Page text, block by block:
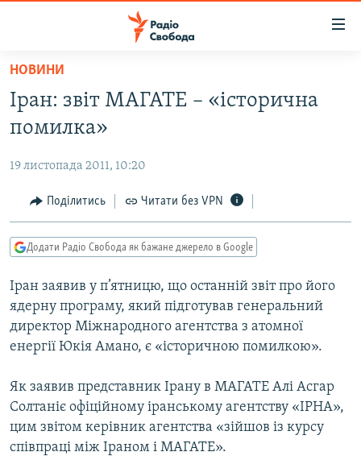
Перейти
основного
матеріалу
до
навігації
Перейти
до
ВСЕ ЗА ДОБУ
ПОЛІТИКА
ЕКОНОМІКА
КУЛЬТУРА
СПОРТ
УКРАЇНА
СВІТ
ВІЙНА
РОСІЙСЬКА «ФІЛЬТРАЦІЯ»
КРИМ.РЕАЛІЇ
ТИ ЯК?
СХЕМИ
КИТАЙ.ВИКЛИКИ
ФОТО
СПЕЦПРОЄКТИ
НОВИНИ
Іран: звіт МАГАТЕ – «історична
помилка»
19 листопада 2011, 10:20
Поділитись Читати без VPN
Додати Радіо Свобода як бажане джерело в Google
Іран заявив у п’ятницю, що останній звіт про його
ядерну програму, який підготував генеральний
директор Міжнародного агентства з атомної
енергії Юкія Амано, є «історичною помилкою».
Як заявив представник Ірану в МАГАТЕ Алі Асгар
Солтаніє офіційному іранському агентству «ІРНА»,
цим звітом керівник агентства «зійшов із курсу
співпраці між Іраном і МАГАТЕ».